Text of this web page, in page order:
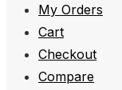
My Orders
Cart
Checkout
Compare